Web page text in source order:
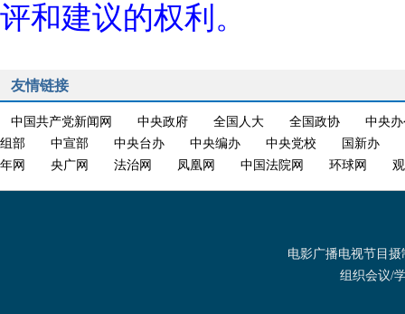
评和建议的权利。
友情链接
中国共产党新闻网 中央政府 全国人大 全国政协
中央
组部
中宣部 中央台办 中央编办 中央党校
国新办
年网
央广网 法治网 凤凰网 中国法院网 环球网
电影广播电视节目摄
组织会议/